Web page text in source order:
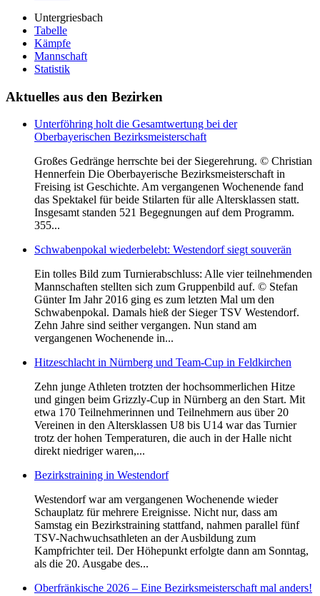
Untergriesbach
Tabelle
Kämpfe
Mannschaft
Statistik
Aktuelles aus den Bezirken
Unterföhring holt die Gesamtwertung bei der
Oberbayerischen Bezirksmeisterschaft
Großes Gedränge herrschte bei der Siegerehrung. © Christian
Hennerfein Die Oberbayerische Bezirksmeisterschaft in
Freising ist Geschichte. Am vergangenen Wochenende fand
das Spektakel für beide Stilarten für alle Altersklassen statt.
Insgesamt standen 521 Begegnungen auf dem Programm.
355...
Schwabenpokal wiederbelebt: Westendorf siegt souverän
Ein tolles Bild zum Turnierabschluss: Alle vier teilnehmenden
Mannschaften stellten sich zum Gruppenbild auf. © Stefan
Günter Im Jahr 2016 ging es zum letzten Mal um den
Schwabenpokal. Damals hieß der Sieger TSV Westendorf.
Zehn Jahre sind seither vergangen. Nun stand am
vergangenen Wochenende in...
Hitzeschlacht in Nürnberg und Team-Cup in Feldkirchen
Zehn junge Athleten trotzten der hochsommerlichen Hitze
und gingen beim Grizzly-Cup in Nürnberg an den Start. Mit
etwa 170 Teilnehmerinnen und Teilnehmern aus über 20
Vereinen in den Altersklassen U8 bis U14 war das Turnier
trotz der hohen Temperaturen, die auch in der Halle nicht
direkt niedriger waren,...
Bezirkstraining in Westendorf
Westendorf war am vergangenen Wochenende wieder
Schauplatz für mehrere Ereignisse. Nicht nur, dass am
Samstag ein Bezirkstraining stattfand, nahmen parallel fünf
TSV-Nachwuchsathleten an der Ausbildung zum
Kampfrichter teil. Der Höhepunkt erfolgte dann am Sonntag,
als die 20. Ausgabe des...
Oberfränkische 2026 – Eine Bezirksmeisterschaft mal anders!